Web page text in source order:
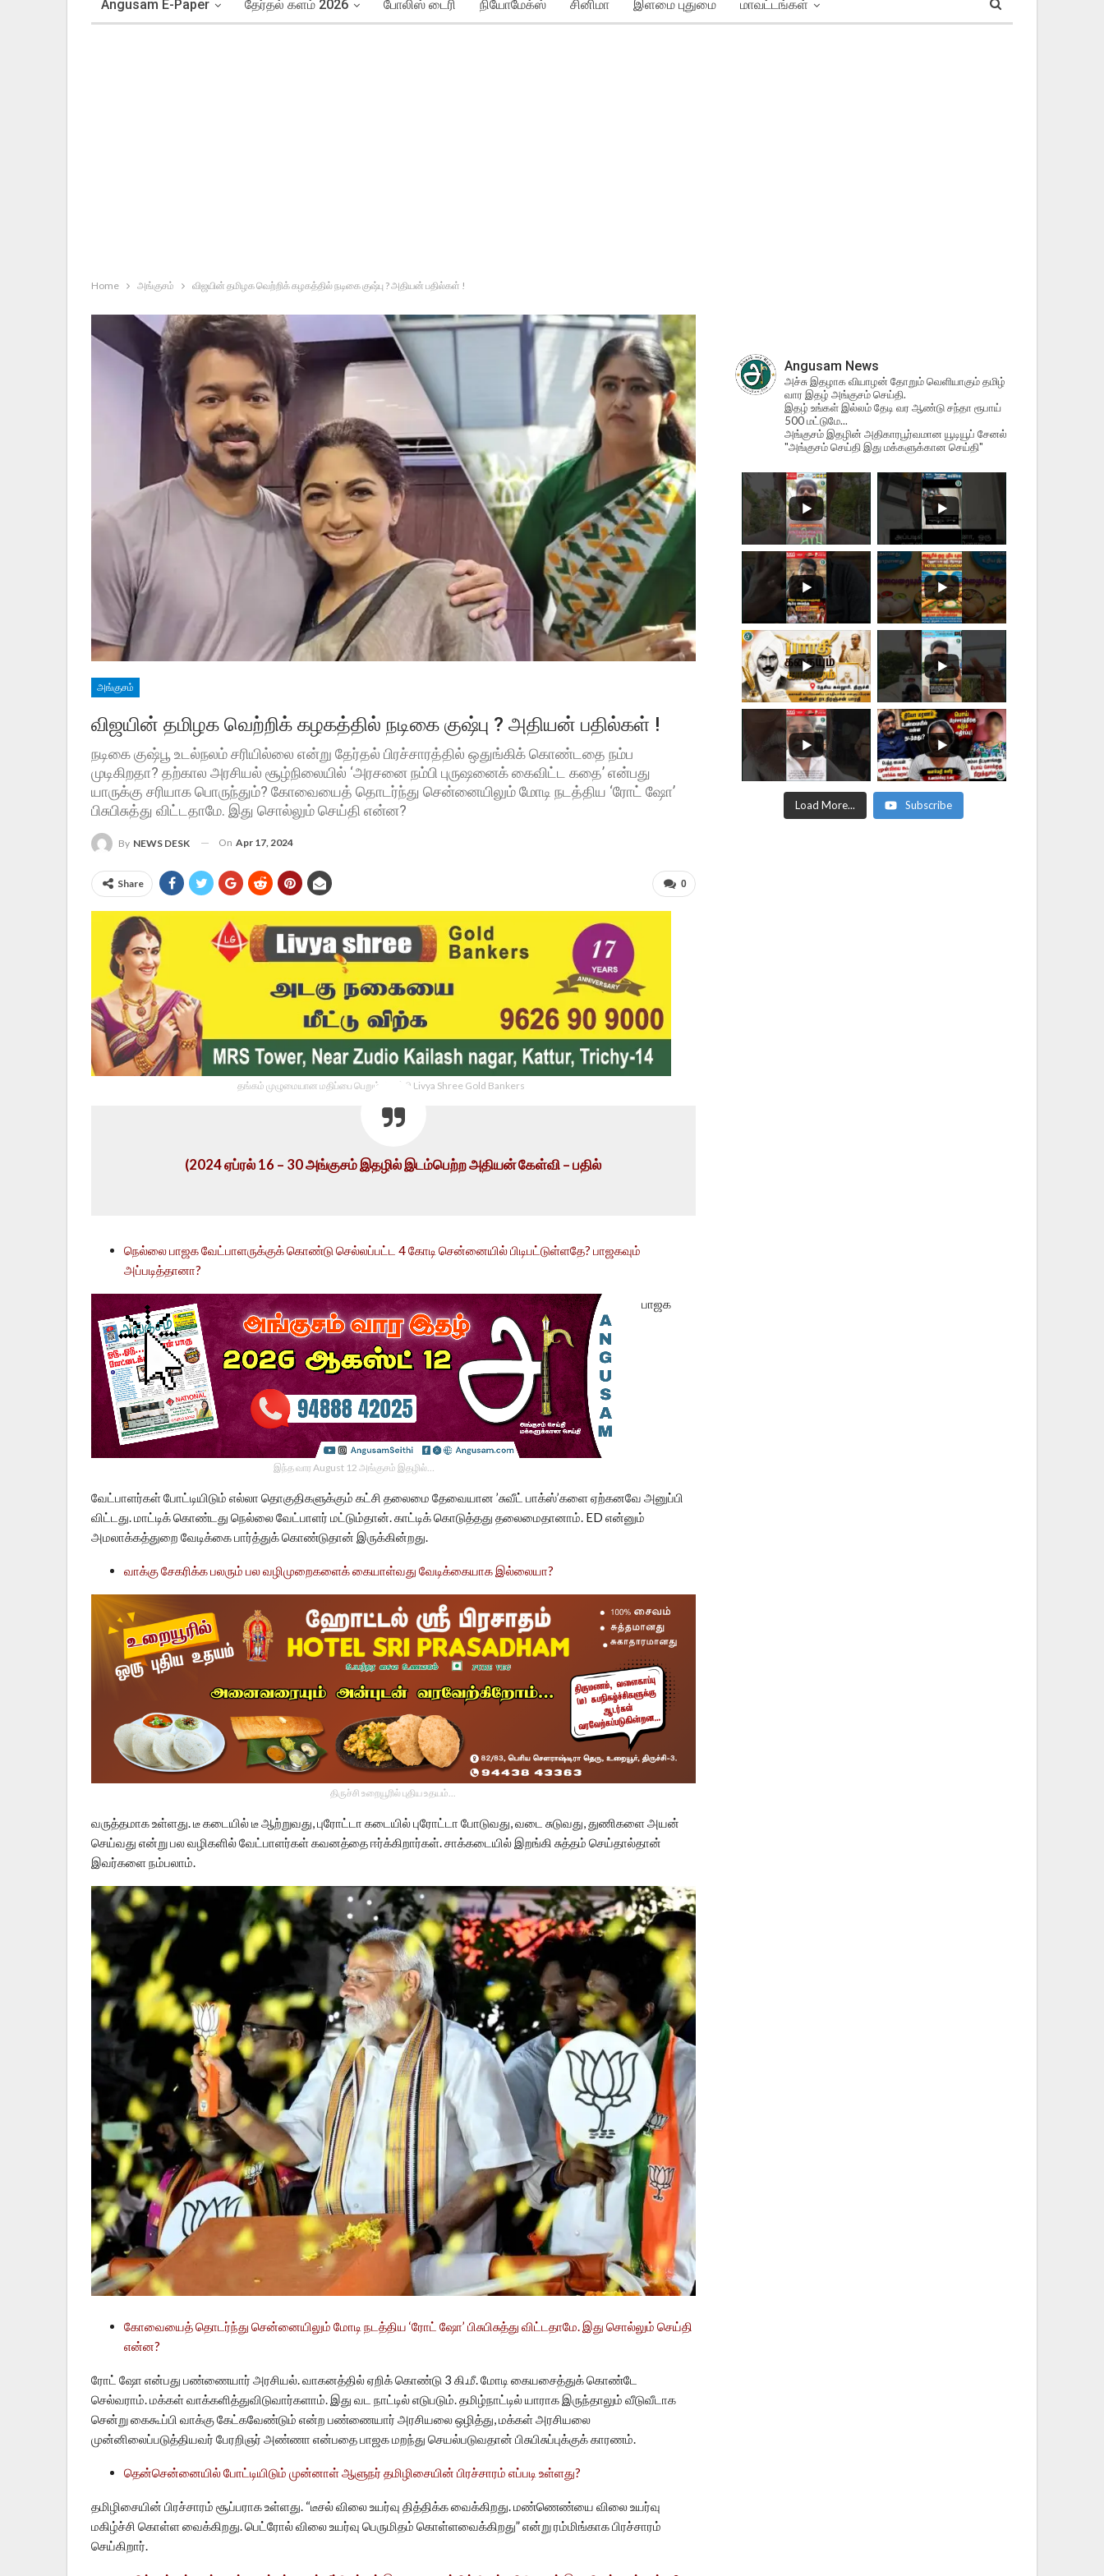
Angusam E-Paper தேர்தல் களம் 2026 போலிஸ் டைரி நியோமேக்ஸ் சினிமா இளமை புதுமை மாவட்டங்கள்
Home அங்குசம் விஜயின் தமிழக வெற்றிக் கழகத்தில் நடிகை குஷ்பு ? அதியன் பதில்கள் !
அங்குசம்
விஜயின் தமிழக வெற்றிக் கழகத்தில் நடிகை குஷ்பு ? அதியன் பதில்கள் !
நடிகை குஷ்பூ உடல்நலம் சரியில்லை என்று தேர்தல் பிரச்சாரத்தில் ஒதுங்கிக் கொண்டதை நம்ப
முடிகிறதா? தற்கால அரசியல் சூழ்நிலையில் ‘அரசனை நம்பி புருஷனைக் கைவிட்ட கதை’ என்பது
யாருக்கு சரியாக பொருந்தும்? கோவையைத் தொடர்ந்து சென்னையிலும் மோடி நடத்திய ‘ரோட் ஷோ’
பிசுபிசுத்து விட்டதாமே. இது சொல்லும் செய்தி என்ன?
By NEWS DESK On Apr 17, 2024
0
Share
தங்கம் முழுமையான மதிப்பை பெறும் திருச்சி Livya Shree Gold Bankers
(2024ஏப்ரல் 16 – 30 அங்குசம் இதழில் இடம்பெற்ற அதியன் கேள்வி – பதில்
நெல்லை பாஜக வேட்பாளருக்குக் கொண்டு செல்லப்பட்ட 4 கோடி சென்னையில் பிடிபட்டுள்ளதே? பாஜகவும்
அப்படித்தானா?
இந்த வார August 12 அங்குசம் இதழில்…
பாஜக
வேட்பாளர்கள் போட்டியிடும் எல்லா தொகுதிகளுக்கும் கட்சி தலைமை தேவையான ’சுவீட் பாக்ஸ்’களை ஏற்கனவே அனுப்பி
விட்டது. மாட்டிக் கொண்டது நெல்லை வேட்பாளர் மட்டும்தான். காட்டிக் கொடுத்தது தலைமைதானாம். ED என்னும்
அமலாக்கத்துறை வேடிக்கை பார்த்துக் கொண்டுதான் இருக்கின்றது.
வாக்கு சேகரிக்க பலரும் பல வழிமுறைகளைக் கையாள்வது வேடிக்கையாக இல்லையா?
திருச்சி உறையூரில் புதிய உதயம்...
வருத்தமாக உள்ளது. டீ கடையில் டீ ஆற்றுவது, புரோட்டா கடையில் புரோட்டா போடுவது, வடை சுடுவது, துணிகளை அயன்
செய்வது என்று பல வழிகளில் வேட்பாளர்கள் கவனத்தை ஈர்க்கிறார்கள். சாக்கடையில் இறங்கி சுத்தம் செய்தால்தான்
இவர்களை நம்பலாம்.
கோவையைத் தொடர்ந்து சென்னையிலும் மோடி நடத்திய ‘ரோட் ஷோ’ பிசுபிசுத்து விட்டதாமே. இது சொல்லும் செய்தி
என்ன?
ரோட் ஷோ என்பது பண்ணையார் அரசியல். வாகனத்தில் ஏறிக் கொண்டு 3 கி.மீ. மோடி கையசைத்துக் கொண்டே
செல்வராம். மக்கள் வாக்களித்துவிடுவார்களாம். இது வட நாட்டில் எடுபடும். தமிழ்நாட்டில் யாராக இருந்தாலும் வீடுவீடாக
சென்று கைகூப்பி வாக்கு கேட்கவேண்டும் என்ற பண்ணையார் அரசியலை ஒழித்து, மக்கள் அரசியலை
முன்னிலைப்படுத்தியவர் பேரறிஞர் அண்ணா என்பதை பாஜக மறந்து செயல்படுவதான் பிசுபிசுப்புக்குக் காரணம்.
தென்சென்னையில் போட்டியிடும் முன்னாள் ஆளுநர் தமிழிசையின் பிரச்சாரம் எப்படி உள்ளது?
தமிழிசையின் பிரச்சாரம் சூப்பராக உள்ளது. “டீசல் விலை உயர்வு தித்திக்க வைக்கிறது. மண்ணெண்யை விலை உயர்வு
மகிழ்ச்சி கொள்ள வைக்கிறது. பெட்ரோல் விலை உயர்வு பெருமிதம் கொள்ளவைக்கிறது” என்று ரம்மிங்காக பிரச்சாரம்
செய்கிறார்.
Angusam News
அச்சு இதழாக வியாழன் தோறும் வெளியாகும் தமிழ்
வார இதழ் அங்குசம் செய்தி.
இதழ் உங்கள் இல்லம் தேடி வர ஆண்டு சந்தா ரூபாய்
500 மட்டுமே...
அங்குசம் இதழின் அதிகாரபூர்வமான யூடியூப் சேனல்
"அங்குசம் செய்தி இது மக்களுக்கான செய்தி"
Load More... Subscribe